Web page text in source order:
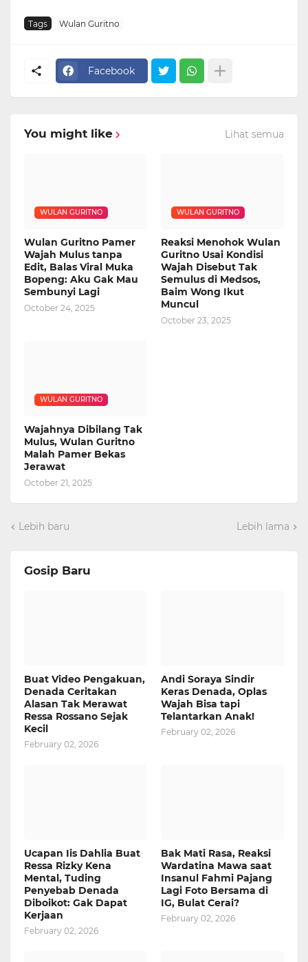
Tags Wulan Guritno
Facebook
You might like Lihat semua
WULAN GURITNO
Wulan Guritno Pamer
Wajah Mulus tanpa
Edit, Balas Viral Muka
Bopeng: Aku Gak Mau
Sembunyi Lagi
October 24, 2025
WULAN GURITNO
Reaksi Menohok Wulan
Guritno Usai Kondisi
Wajah Disebut Tak
Semulus di Medsos,
Baim Wong Ikut
Muncul
October 23, 2025
WULAN GURITNO
Wajahnya Dibilang Tak
Mulus, Wulan Guritno
Malah Pamer Bekas
Jerawat
October 21, 2025
Lebih baru Lebih lama
Gosip Baru
Buat Video Pengakuan,
Denada Ceritakan
Alasan Tak Merawat
Ressa Rossano Sejak
Kecil
February 02, 2026
Andi Soraya Sindir
Keras Denada, Oplas
Wajah Bisa tapi
Telantarkan Anak!
February 02, 2026
Ucapan Iis Dahlia Buat
Ressa Rizky Kena
Mental, Tuding
Penyebab Denada
Diboikot: Gak Dapat
Kerjaan
February 02, 2026
Bak Mati Rasa, Reaksi
Wardatina Mawa saat
Insanul Fahmi Pajang
Lagi Foto Bersama di
IG, Bulat Cerai?
February 02, 2026